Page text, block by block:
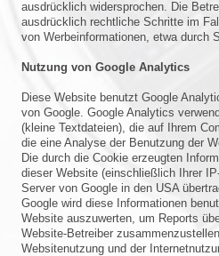
ausdrücklich widersprochen. Die
ausdrücklich rechtliche Schritte im
von Werbeinformationen, etwa durch
Nutzung von Google Analytics
Diese Website benutzt Google
von Google. Google Analytics
(kleine Textdateien), die auf Ihrem
die eine Analyse der Benutzung der
Die durch die Cookie erzeugten
dieser Website (einschließlich Ihrer
Server von Google in den USA
Google wird diese Informationen
Website auszuwerten, um Reports
Website-Betreiber
Websitenutzung und der